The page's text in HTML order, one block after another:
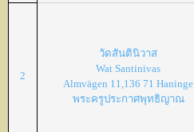
2
วัดสันตินิวาส
Wat Santinivas
Almvägen 11,136 71 Haninge
พระครูประกาศพุทธิญาณ